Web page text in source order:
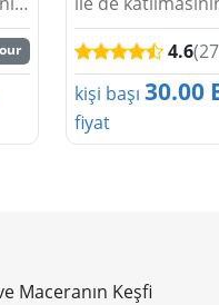
Belek çıkışlı
verici şekilde
yapmak ve bunu
4.6
kişi başı 30.00
fiyat
Maceranın Keşfi